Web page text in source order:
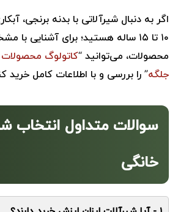
اگر به دنبال شیرآلاتی با بدنه برنجی،
۱۰ تا ۱۵ ساله هستید؛ برای آشنایی
محصولات، می‌توانید “کاتولوگ محصولات
جلگه” را بررسی و با اطلاعات کامل خرید
سوالات متداول انتخاب
خانگی